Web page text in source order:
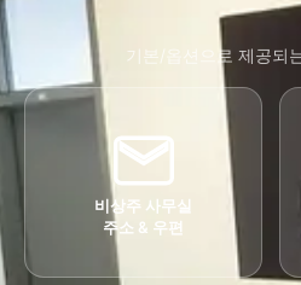
기본/옵션으로 제공되
비상주 사무실
주소 & 우편